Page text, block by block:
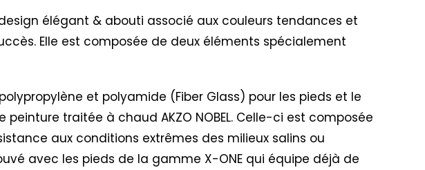
design élégant & abouti associé aux couleurs tendances et
Elle est composée de deux éléments spécialement
et polyamide (Fiber Glass) pour les pieds et le
traitée à chaud AKZO NOBEL. Celle-ci est composée
aux conditions extrêmes des milieux salins ou
avec les pieds de la gamme X-ONE qui équipe déjà de